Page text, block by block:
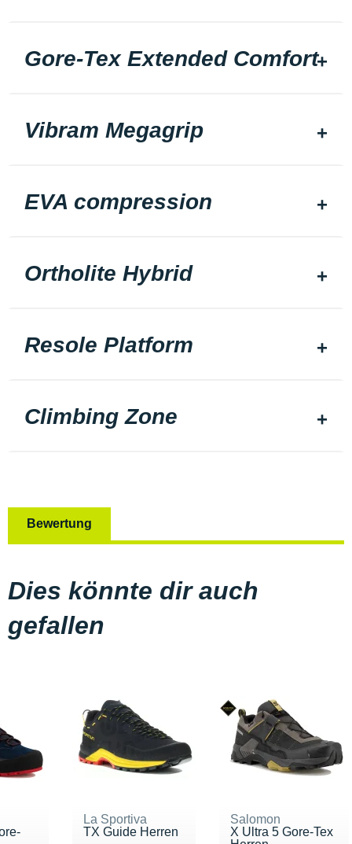
Gore-Tex Extended Comfort
Vibram Megagrip
EVA compression
Ortholite Hybrid
Resole Platform
Climbing Zone
Bewertung
Dies könnte dir auch
gefallen
La Sportiva
TX Guide Herren
Salomon
X Ultra 5 Gore-Tex